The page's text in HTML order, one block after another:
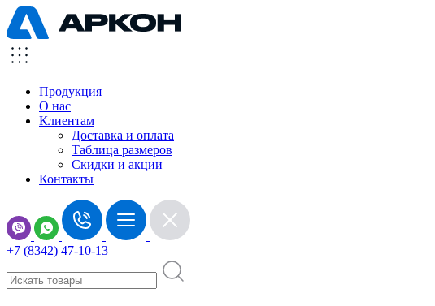
Продукция
О нас
Клиентам
Доставка и оплата
Таблица размеров
Скидки и акции
Контакты
+7 (8342) 47-10-13